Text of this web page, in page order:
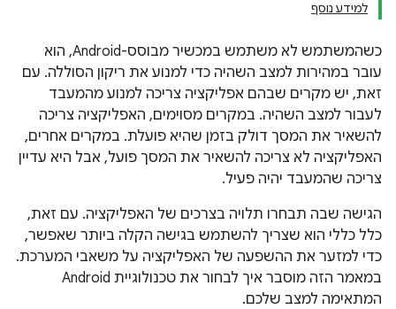
למידע נוסף
כשהמשתמש לא משתמש במכשיר מבוסס-Android, הוא
עובר במהירות למצב השהיה כדי למנוע את ריקון הסוללה. עם
זאת, יש מקרים שבהם אפליקציה צריכה למנוע מהמעבד
לעבור למצב השהיה. במקרים מסוימים, האפליקציה צריכה
להשאיר את המסך דולק בזמן שהיא פועלת. במקרים אחרים,
האפליקציה לא צריכה להשאיר את המסך פועל, אבל היא עדיין
צריכה שהמעבד יהיה פעיל.
הגישה שבה תבחרו תלויה בצרכים של האפליקציה. עם זאת,
כלל כללי הוא שצריך להשתמש בגישה הקלה ביותר שאפשר,
כדי למזער את ההשפעה של האפליקציה על משאבי המערכת.
במאמר הזה מוסבר איך לבחור את טכנולוגיית Android
המתאימה למצב שלכם.